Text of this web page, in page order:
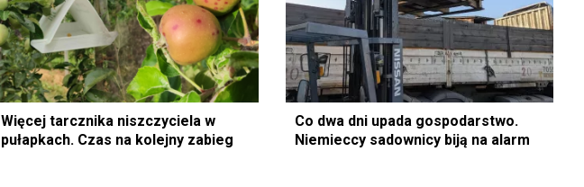
Więcej tarcznika niszczyciela w
pułapkach. Czas na kolejny zabieg
Co dwa dni upada gospodarstwo.
Niemieccy sadownicy biją na alarm